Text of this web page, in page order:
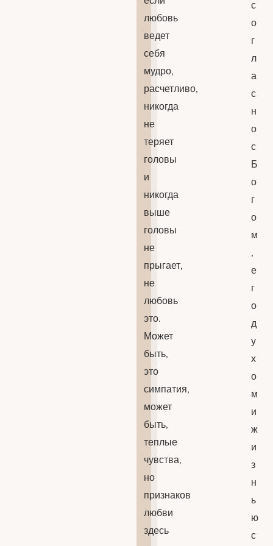
любовь
ведет
себя
мудро,
расчетливо,
никогда
не
теряет
головы
и
никогда
выше
головы
не
прыгает,
не
любовь
это.
Может
быть,
это
симпатия,
может
быть,
теплые
чувства,
но
признаков
любви
здесь
с
о
г
л
а
с
н
о
с
Б
о
г
о
м
,
е
г
о
д
у
х
о
м
и
ж
и
з
н
ь
ю
с